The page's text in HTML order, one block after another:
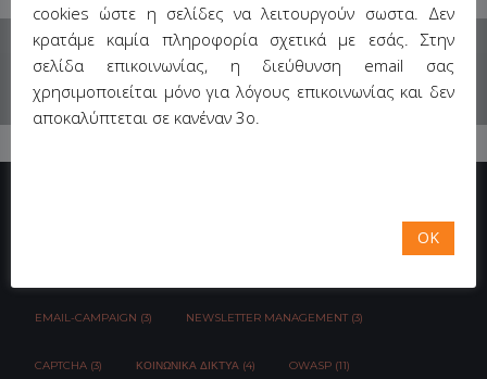
EMAIL-CAMPAIGN (3) NEWSLETTER MANAGEMENT (3)
CAPTCHA (3) ΚΟΙΝΩΝΙΚΆ ΔΊΚΤΥΑ (4) OWASP (11)
cookies ώστε η σελίδες να λειτουργούν σωστα. Δεν
κρατάμε καμία πληροφορία σχετικά με εσάς. Στην
σελίδα επικοινωνίας, η διεύθυνση email σας
χρησιμοποιείται μόνο για λόγους επικοινωνίας και δεν
αποκαλύπτεται σε κανέναν 3ο.
OK